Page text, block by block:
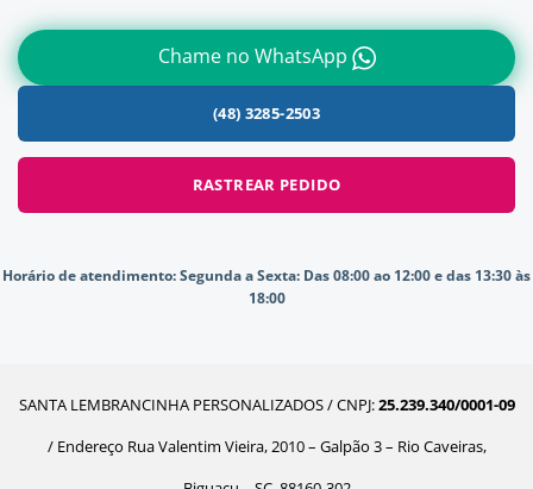
Chame no WhatsApp
(48) 3285-2503
RASTREAR PEDIDO
Horário de atendimento:Segunda a Sexta: Das 08:00 ao 12:00 e das 13:30 às
18:00
SANTA LEMBRANCINHA PERSONALIZADOS / CNPJ:25.239.340/0001-09
/ Endereço Rua Valentim Vieira, 2010 – Galpão 3 – Rio Caveiras,